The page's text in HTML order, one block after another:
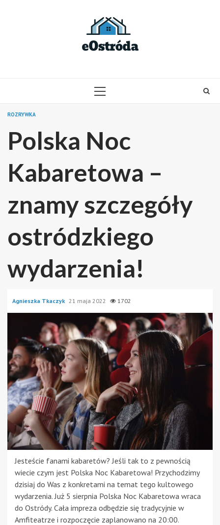
PRIMARY
ROZRYWKA
Polska Noc
Kabaretowa –
znamy szczegóły
ostródzkiego
wydarzenia!
Agnieszka Tkaczyk 21 maja 2022 1702
Jesteście fanami kabaretów? Jeśli tak to z pewnością
wiecie czym jest Polska Noc Kabaretowa! Przychodzimy
dzisiaj do Was z konkretami na temat tego kultowego
wydarzenia. Już 5 sierpnia Polska Noc Kabaretowa wraca
do Ostródy. Cała impreza odbędzie się tradycyjnie w
Amfiteatrze i rozpoczęcie zaplanowano na 20:00.